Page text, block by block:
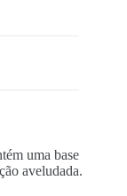
uma base
aveludada.